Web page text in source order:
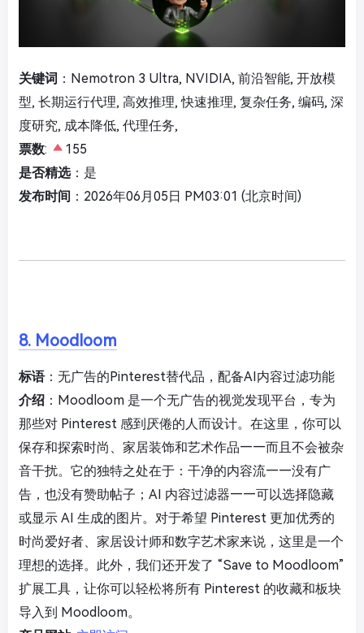
关键词 ：Nemotron 3 Ultra, NVIDIA, 前沿智能, 开放模
型, 长期运行代理, 高效推理, 快速推理, 复杂任务, 编码, 深
度研究, 成本降低, 代理任务,
票数:
155
是否精选：是
发布时间 ：2026年06月05日 PM03:01 (北京时间)
8. Moodloom
标语：无广告的Pinterest替代品，配备AI内容过滤功能
介绍 ：Moodloom 是一个无广告的视觉发现平台，专为
那些对 Pinterest 感到厌倦的人而设计。在这里，你可以
保存和探索时尚、家居装饰和艺术作品——而且不会被杂
音干扰。它的独特之处在于：干净的内容流——没有广
告，也没有赞助帖子；AI 内容过滤器——可以选择隐藏
或显示 AI 生成的图片。对于希望 Pinterest 更加优秀的
时尚爱好者、家居设计师和数字艺术家来说，这里是一个
理想的选择。此外，我们还开发了 “Save to Moodloom”
扩展工具，让你可以轻松将所有 Pinterest 的收藏和板块
导入到 Moodloom。